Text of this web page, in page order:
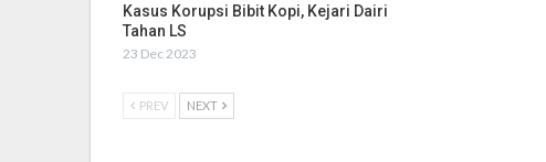
Kasus Korupsi Bibit Kopi, Kejari Dairi
Tahan LS
23 Dec 2023
PREV NEXT